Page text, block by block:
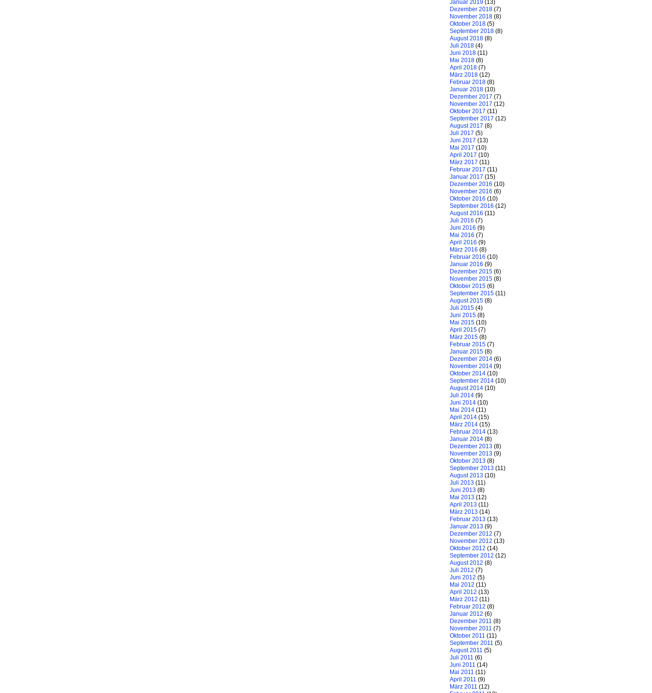
Januar 2019 (13)
Dezember 2018 (7)
November 2018 (8)
Oktober 2018 (5)
September 2018 (8)
August 2018 (8)
Juli 2018 (4)
Juni 2018 (11)
Mai 2018 (8)
April 2018 (7)
März 2018 (12)
Februar 2018 (8)
Januar 2018 (10)
Dezember 2017 (7)
November 2017 (12)
Oktober 2017 (11)
September 2017 (12)
August 2017 (8)
Juli 2017 (5)
Juni 2017 (13)
Mai 2017 (10)
April 2017 (10)
März 2017 (11)
Februar 2017 (11)
Januar 2017 (15)
Dezember 2016 (10)
November 2016 (6)
Oktober 2016 (10)
September 2016 (12)
August 2016 (11)
Juli 2016 (7)
Juni 2016 (9)
Mai 2016 (7)
April 2016 (9)
März 2016 (8)
Februar 2016 (10)
Januar 2016 (9)
Dezember 2015 (6)
November 2015 (8)
Oktober 2015 (6)
September 2015 (11)
August 2015 (8)
Juli 2015 (4)
Juni 2015 (8)
Mai 2015 (10)
April 2015 (7)
März 2015 (8)
Februar 2015 (7)
Januar 2015 (8)
Dezember 2014 (6)
November 2014 (9)
Oktober 2014 (10)
September 2014 (10)
August 2014 (10)
Juli 2014 (9)
Juni 2014 (10)
Mai 2014 (11)
April 2014 (15)
März 2014 (15)
Februar 2014 (13)
Januar 2014 (8)
Dezember 2013 (8)
November 2013 (9)
Oktober 2013 (8)
September 2013 (11)
August 2013 (10)
Juli 2013 (11)
Juni 2013 (8)
Mai 2013 (12)
April 2013 (11)
März 2013 (14)
Februar 2013 (13)
Januar 2013 (9)
Dezember 2012 (7)
November 2012 (13)
Oktober 2012 (14)
September 2012 (12)
August 2012 (8)
Juli 2012 (7)
Juni 2012 (5)
Mai 2012 (11)
April 2012 (13)
März 2012 (11)
Februar 2012 (8)
Januar 2012 (6)
Dezember 2011 (8)
November 2011 (7)
Oktober 2011 (11)
September 2011 (5)
August 2011 (5)
Juli 2011 (6)
Juni 2011 (14)
Mai 2011 (11)
April 2011 (9)
März 2011 (12)